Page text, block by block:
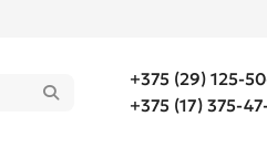
+375 (29) 125-
+375 (17) 375-